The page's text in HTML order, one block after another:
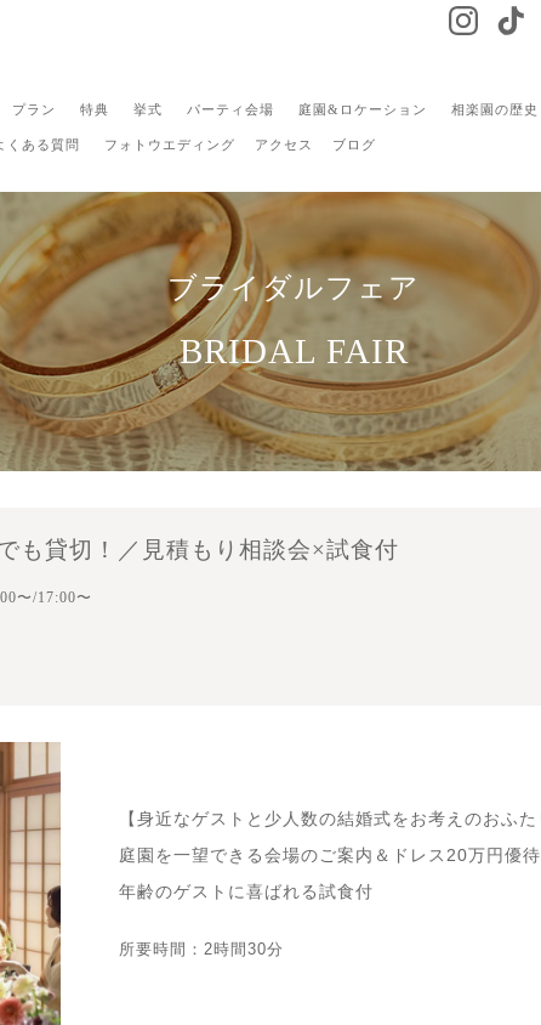
プラン 特典 挙式 パーティ会場 庭園&ロケーション 相楽園の歴史
くある質問 フォトウエディング アクセス ブログ
ブライダルフェア
BRIDAL FAIR
も貸切！／見積もり相談会×試食付
〜/17:00〜
【身近なゲストと少人数の結婚式をお考えのおふ
庭園を一望できる会場のご案内＆ドレス20万円優
年齢のゲストに喜ばれる試食付
所要時間：2時間30分